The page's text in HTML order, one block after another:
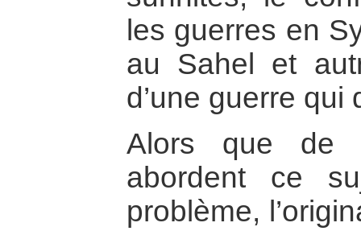
les guerres en
au Sahel et
d’une guerre qui
Alors que de
abordent ce
problème,